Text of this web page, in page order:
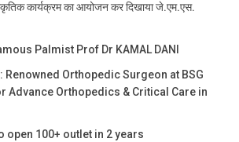
कार्यक्रम का आयोजन कर दिखाया जे.एम.एस.
Palmist Prof Dr KAMAL DANI
Renowned Orthopedic Surgeon at BSG
Advance Orthopedics & Critical Care in
open 100+ outlet in 2 years